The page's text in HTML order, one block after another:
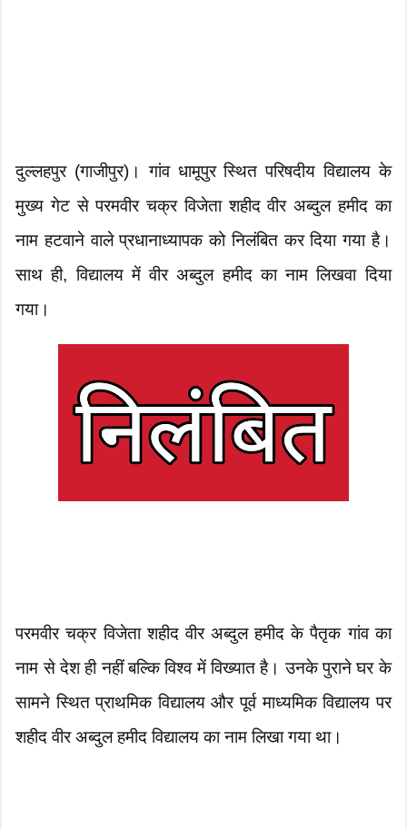
दुल्लहपुर (गाजीपुर)। गांव धामूपुर स्थित परिषदीय विद्यालय के
मुख्य गेट से परमवीर चक्र विजेता शहीद वीर अब्दुल हमीद का
नाम हटवाने वाले प्रधानाध्यापक को निलंबित कर दिया गया है।
साथ ही, विद्यालय में वीर अब्दुल हमीद का नाम लिखवा दिया
गया।
परमवीर चक्र विजेता शहीद वीर अब्दुल हमीद के पैतृक गांव का
नाम से देश ही नहीं बल्कि विश्व में विख्यात है। उनके पुराने घर के
सामने स्थित प्राथमिक विद्यालय और पूर्व माध्यमिक विद्यालय पर
शहीद वीर अब्दुल हमीद विद्यालय का नाम लिखा गया था।